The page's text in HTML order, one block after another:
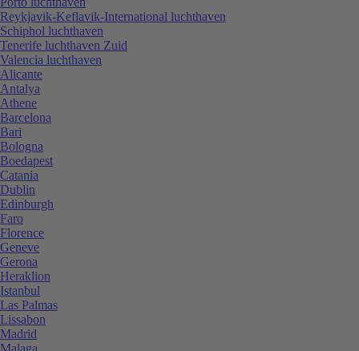
Reykjavik-Keflavik-International luchthaven
Schiphol luchthaven
Tenerife luchthaven Zuid
Valencia luchthaven
Alicante
Antalya
Athene
Barcelona
Bari
Bologna
Boedapest
Catania
Dublin
Edinburgh
Faro
Florence
Geneve
Gerona
Heraklion
Istanbul
Las Palmas
Lissabon
Madrid
Malaga